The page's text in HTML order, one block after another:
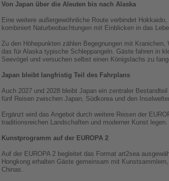
Von Japan über die Aleuten bis nach Alaska
Eine weitere außergewöhnliche Route verbindet
kombiniert Naturbeobachtungen mit Einblicken in das
Zu den Höhepunkten zählen Begegnungen mit
das für Alaska typische Schleppangeln. Gäste fahren in
Seevögel und versuchen selbst einen Königslachs zu
Japan bleibt langfristig Teil des Fahrplans
Auch 2027 und 2028 bleibt Japan ein zentraler
fünf Reisen zwischen Japan, Südkorea und den
Ergänzt wird das Angebot durch weitere Reisen der
traditionsreichen Landschaften und moderner Kunst legen.
Kunstprogramm auf der EUROPA 2
Auf der EUROPA 2 begleitet das Format art2sea
Hongkong erhalten Gäste gemeinsam mit
Chinas.